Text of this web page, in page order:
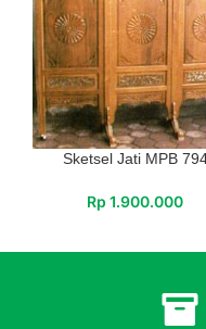
Sketsel Jati MPB
Rp 1.900.000